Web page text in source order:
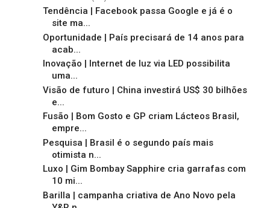
Tendência | Facebook passa Google e já é o
site ma...
Oportunidade | País precisará de 14 anos para
acab...
Inovação | Internet de luz via LED possibilita
uma...
Visão de futuro | China investirá US$ 30 bilhões
e...
Fusão | Bom Gosto e GP criam Lácteos Brasil,
empre...
Pesquisa | Brasil é o segundo país mais
otimista n...
Luxo | Gim Bombay Sapphire cria garrafas com
10 mi...
Barilla | campanha criativa de Ano Novo pela